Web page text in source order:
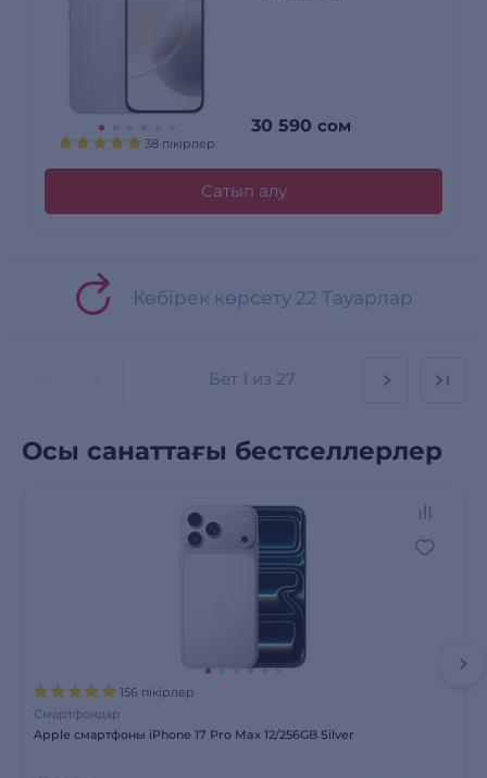
38 пікірлер
30 590 сом
Сатып алу
Көбірек көрсету 22 Тауарлар
Бет 1 из 27
Осы санаттағы бестселлерлер
156 пікірлер
Смартфондар
Apple смартфоны iPhone 17 Pro Max 12/256GB Silver